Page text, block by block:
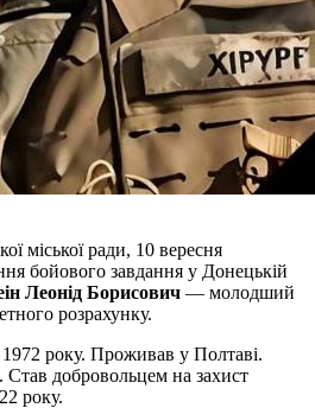
міської ради, 10 вересня
бойового завдання у Донецькій
Леонід Борисович — молодший
розрахунку.
року. Проживав у Полтаві.
добровольцем на захист
року.